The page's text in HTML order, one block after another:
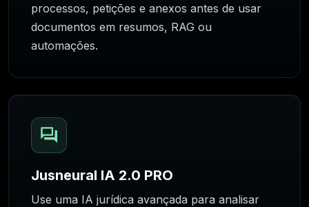
processos, petições e anexos antes de usar
documentos em resumos, RAG ou
automações.
Jusneural IA 2.0 PRO
Use uma IA jurídica avançada para analisar